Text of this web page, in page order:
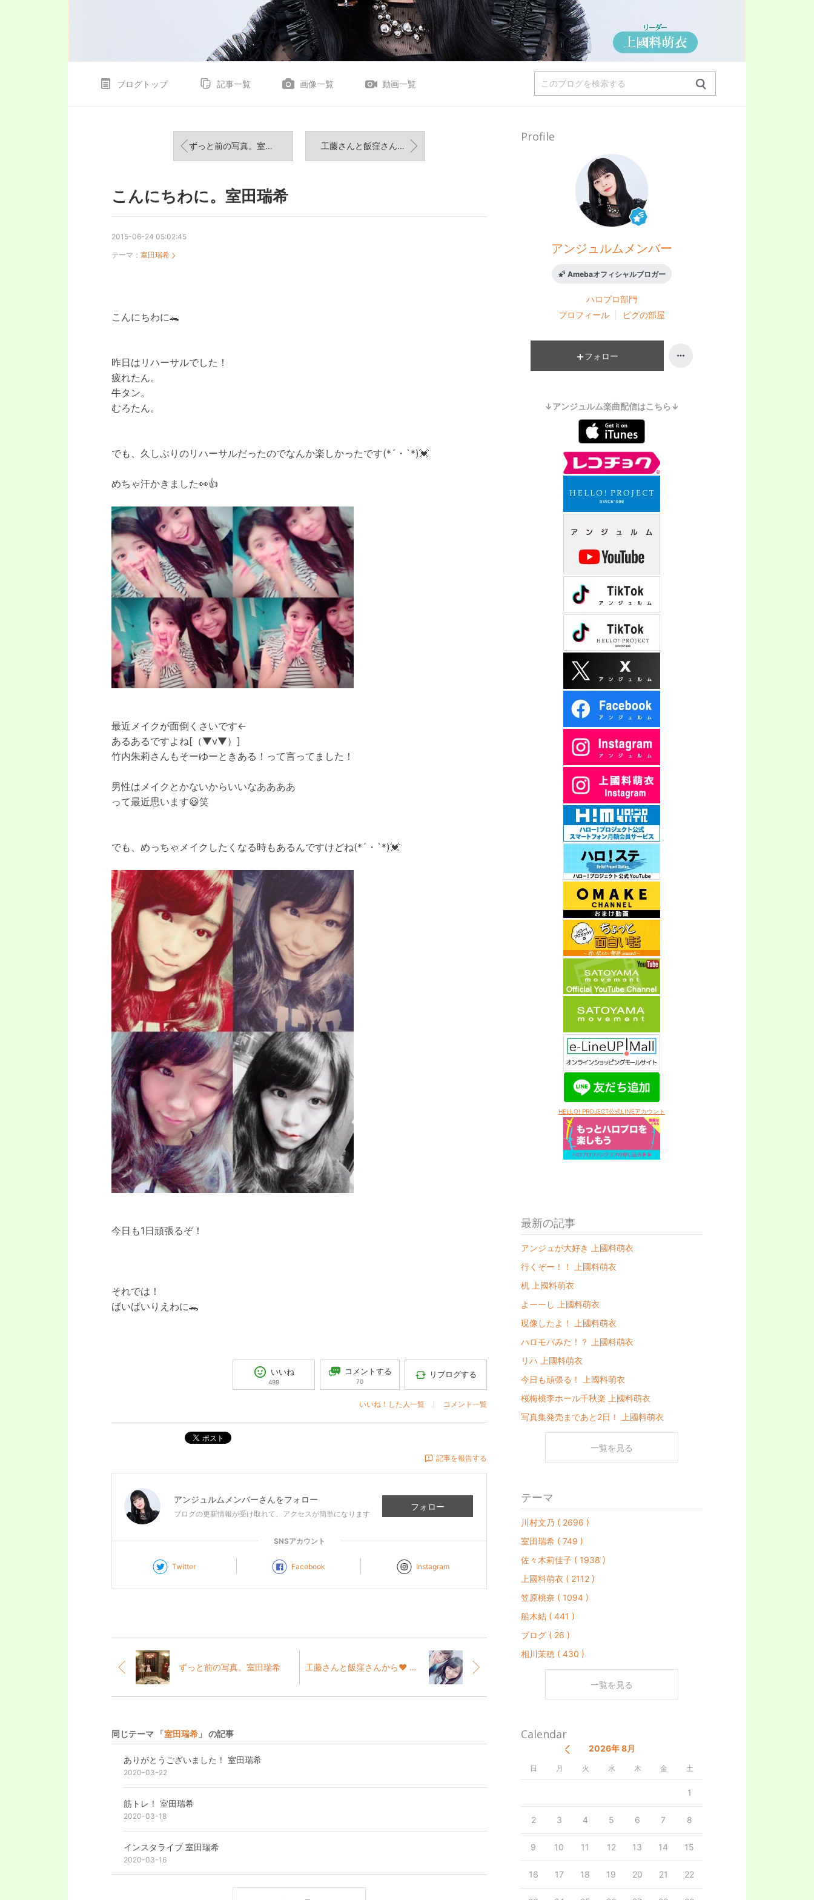
ブログトップ 記事一覧 画像一覧 動画一覧
ずっと前の写真。室田瑞希 工藤さんと飯窪さんから❤ 室田瑞希
こんにちわに。室田瑞希
2015-06-24 05:02:45
テーマ： 室田瑞希
こんにちわに🐊
昨日はリハーサルでした！
疲れたん。
牛タン。
むろたん。
でも、久しぶりのリハーサルだったのでなんか楽しかったです(*´・`*)💓
めちゃ汗かきました👀👍
最近メイクが面倒くさいです←
あるあるですよね[（▼v▼）]
竹内朱莉さんもそーゆーときある！って言ってました！
男性はメイクとかないからいいなああああ
って最近思います😃笑
でも、めっちゃメイクしたくなる時もあるんですけどね(*´・`*)💓
今日も1日頑張るぞ！
それでは！
ばいばいりえわに🐊
いいね
499
コメントする
70
リブログする
いいね！した人一覧 コメント一覧
ポスト
記事を報告する
アンジュルムメンバーさんをフォロー
ブログの更新情報が受け取れて、アクセスが簡単になります
フォロー
SNSアカウント
Twitter Facebook Instagram
ずっと前の写真。室田瑞希 工藤さんと飯窪さんから❤ 室田瑞希
同じテーマ 「室田瑞希 」 の記事
ありがとうございました！ 室田瑞希
2020-03-22
筋トレ！ 室田瑞希
2020-03-18
インスタライブ 室田瑞希
2020-03-16
Profile
アンジュルムメンバー
Amebaオフィシャルブロガー
ハロプロ部門
プロフィール
ピグの部屋
フォロー
↓アンジュルム楽曲配信はこちら↓
HELLO! PROJECT公式LINEアカウント
最新の記事
アンジュが大好き 上國料萌衣
行くぞー！！ 上國料萌衣
机 上國料萌衣
よーーし 上國料萌衣
現像したよ！ 上國料萌衣
ハロモバみた！？ 上國料萌衣
リハ 上國料萌衣
今日も頑張る！ 上國料萌衣
桜梅桃李ホール千秋楽 上國料萌衣
写真集発売まであと2日！ 上國料萌衣
一覧を見る
テーマ
川村文乃 ( 2696 )
室田瑞希 ( 749 )
佐々木莉佳子 ( 1938 )
上國料萌衣 ( 2112 )
笠原桃奈 ( 1094 )
船木結 ( 441 )
ブログ ( 26 )
相川茉穂 ( 430 )
一覧を見る
Calendar
2026年 8月
日 月 火 水 木 金 土
1
2 3 4 5 6 7 8
9 10 11 12 13 14 15
16 17 18 19 20 21 22